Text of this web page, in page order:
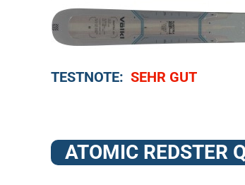
TESTNOTE: SEHR GUT
ATOMIC REDSTER